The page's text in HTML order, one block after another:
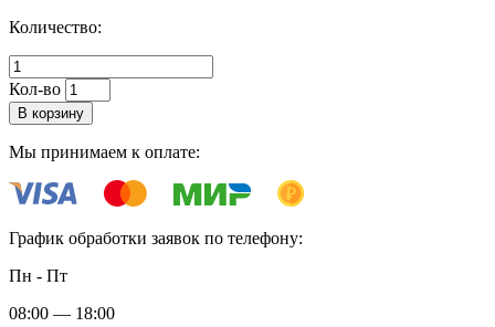
Количество:
Кол-во
В корзину
Мы принимаем к оплате:
График обработки заявок по телефону:
Пн - Пт
08:00 — 18:00